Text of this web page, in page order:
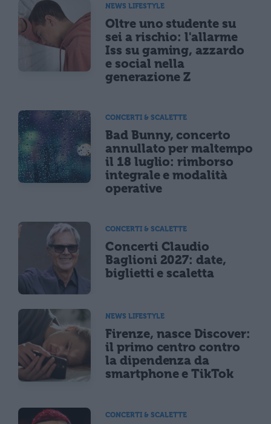
NEWS LIFESTYLE
Oltre uno studente su
sei a rischio: l'allarme
Iss su gaming, azzardo
e social nella
generazione Z
CONCERTI & SCALETTE
Bad Bunny, concerto
annullato per maltempo
il 18 luglio: rimborso
integrale e modalità
operative
CONCERTI & SCALETTE
Concerti Claudio
Baglioni 2027: date,
biglietti e scaletta
NEWS LIFESTYLE
Firenze, nasce Discover:
il primo centro contro
la dipendenza da
smartphone e TikTok
CONCERTI & SCALETTE